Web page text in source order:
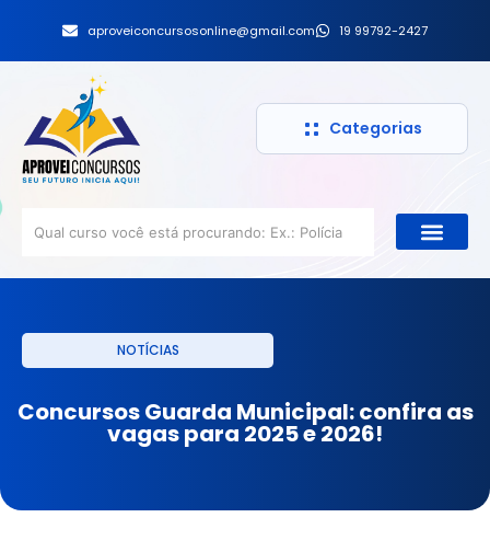
aproveiconcursosonline@gmail.com 19 99792-2427
Categorias
NOTÍCIAS
Concursos Guarda Municipal: confira as
vagas para 2025 e 2026!